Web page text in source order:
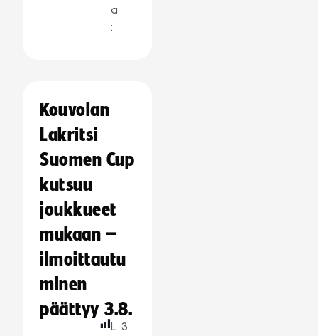
a
:
Kouvolan
Lakritsi
Suomen Cup
kutsuu
joukkueet
mukaan –
ilmoittautu
minen
päättyy 3.8.
L 3